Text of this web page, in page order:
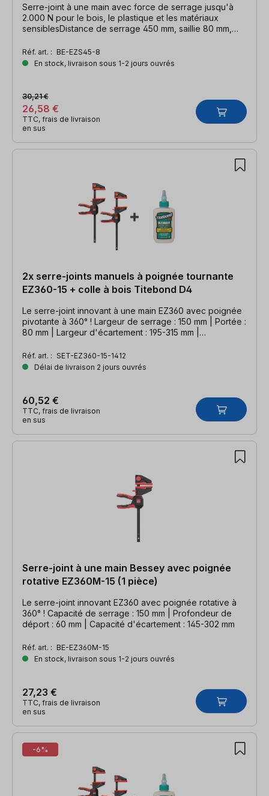
Serre-joint à une main avec force de serrage jusqu'à
2.000 N pour le bois, le plastique et les matériaux
sensiblesDistance de serrage 450 mm, saillie 80 mm,
Réf. art. : BE-EZS45-8
En stock, livraison sous 1-2 jours ouvrés
26,58 €
30,21 €
TTC, frais de livraison
en sus
2x serre-joints manuels à poignée tournante
EZ360-15 + colle à bois Titebond D4
Le serre-joint innovant à une main EZ360 avec poignée
pivotante à 360° ! Largeur de serrage : 150 mm | Portée :
80 mm | Largeur d'écartement : 195-315 mm |
Réf. art. : SET-EZ360-15-1412
Délai de livraison 2 jours ouvrés
60,52 €
TTC, frais de livraison
en sus
Serre-joint à une main Bessey avec poignée
rotative EZ360M-15 (1 pièce)
Le serre-joint innovant EZ360 avec poignée rotative à
360° ! Capacité de serrage : 150 mm | Profondeur de
déport : 60 mm | Capacité d'écartement : 145-302 mm
Réf. art. : BE-EZ360M-15
En stock, livraison sous 1-2 jours ouvrés
27,23 €
TTC, frais de livraison
en sus
-6%